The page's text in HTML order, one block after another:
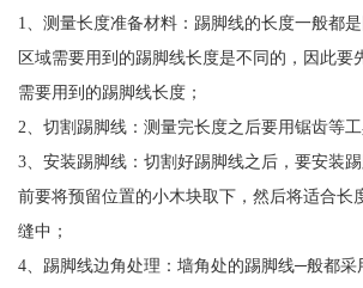
1、测量长度准备材料：踢脚线的长度一般都
区域需要用到的踢脚线长度是不同的，因此要
需要用到的踢脚线长度；
2、切割踢脚线：测量完长度之后要用锯齿等工
3、安装踢脚线：切割好踢脚线之后，要安装
前要将预留位置的小木块取下，然后将适合长
缝中；
4、踢脚线边角处理：墙角处的踢脚线─般都采